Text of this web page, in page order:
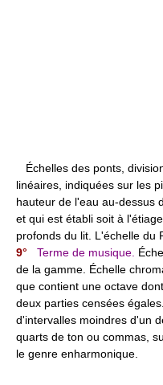
Échelles des ponts,
linéaires, indiquées sur les
hauteur de l'eau au-dessus
et qui est établi soit à
profonds du lit. L'échelle du
9°
Terme de musique.
de la gamme. Échelle
que contient une octave
deux parties censées
d'intervalles moindres d'un
quarts de ton ou commas,
le genre enharmonique.